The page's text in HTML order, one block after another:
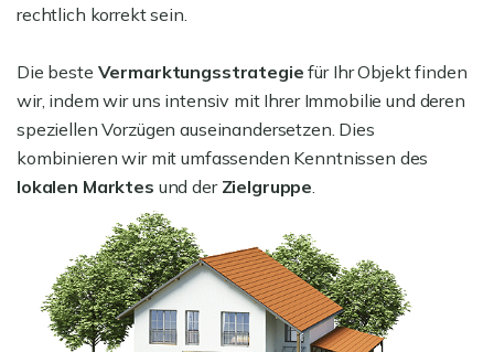
rechtlich korrekt sein.
Die beste Vermarktungsstrategiefür Ihr Objekt finden
wir, indem wir uns intensiv mit Ihrer Immobilie und deren
speziellen Vorzügen auseinandersetzen. Dies
kombinieren wir mit umfassenden Kenntnissen des
lokalen Marktes und der Zielgruppe.